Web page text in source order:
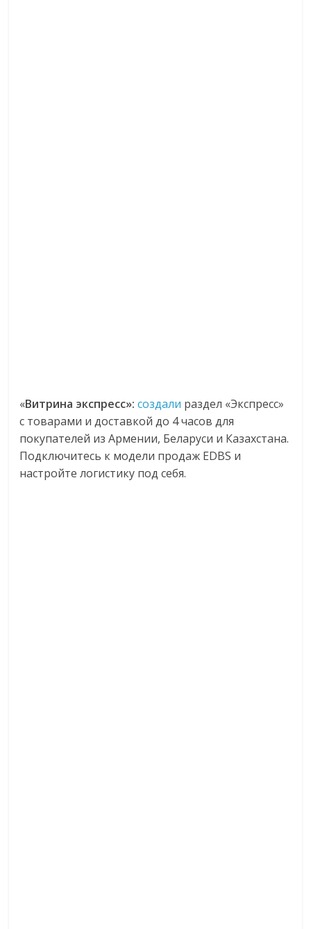
«Витрина экспресс»:создали раздел «Экспресс»
с товарами и доставкой до 4 часов для
покупателей из Армении, Беларуси и Казахстана.
Подключитесь к модели продаж EDBS и
настройте логистику под себя.